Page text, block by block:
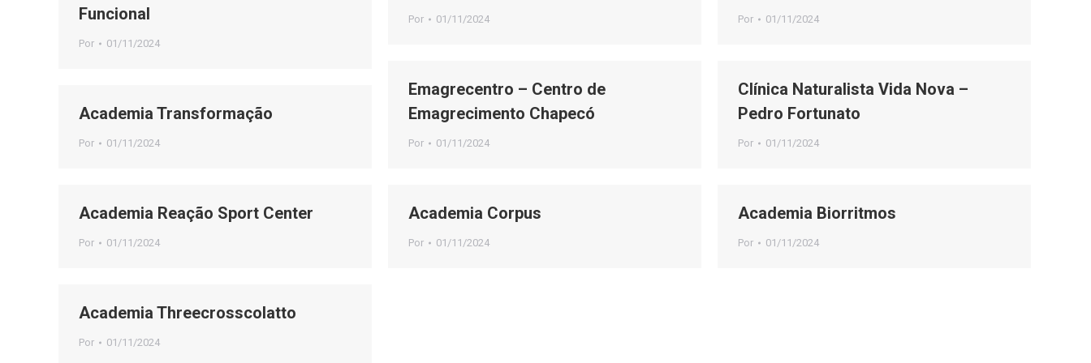
Funcional
Por 01/11/2024
Por 01/11/2024 Por 01/11/2024
Emagrecentro – Centro de
Emagrecimento Chapecó
Por 01/11/2024
Clínica Naturalista Vida Nova –
Pedro Fortunato
Por 01/11/2024
Academia Transformação
Por 01/11/2024
Academia Reação Sport Center
Por 01/11/2024
Academia Corpus
Por 01/11/2024
Academia Biorritmos
Por 01/11/2024
Academia Threecrosscolatto
Por 01/11/2024